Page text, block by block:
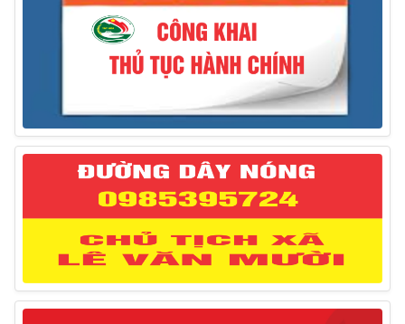
Ngày giải phóng tỉnh Phú Yên (01/4/1975 – 01/4/2025)
28/03/2025
Thông báo giới thiệu, cung ứng lao động Việt Nam
cho Liên danh Hengtong International Engineering Co.,Ltd
27/03/2025
Thông báo đăng ký tiếp công dân định kỳ đợt 02
tháng 3/2025 của Chủ tịch UBND huyện
12/03/2025
tịch UBND huyện và Phó Chủ tịch Hội đồng nhân dân
huyện (Từ ngày 10/3/2025 – 14/3/2025)
10/03/2025